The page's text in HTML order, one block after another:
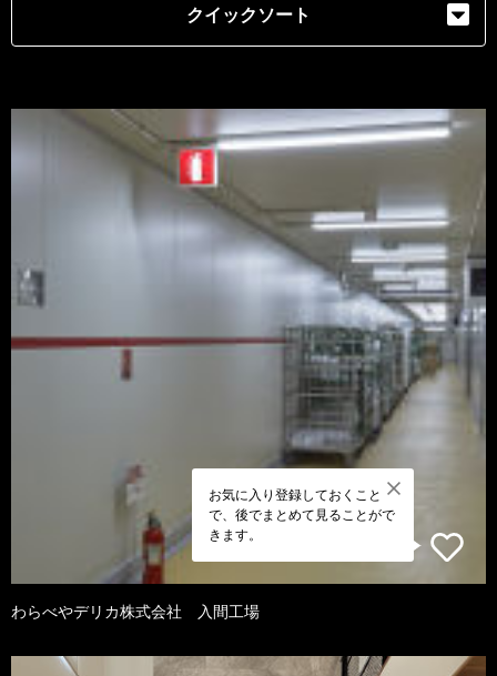
クイックソート
お気に入り登録しておくこと
で、後でまとめて見ることがで
きます。
わらべやデリカ株式会社 入間工場